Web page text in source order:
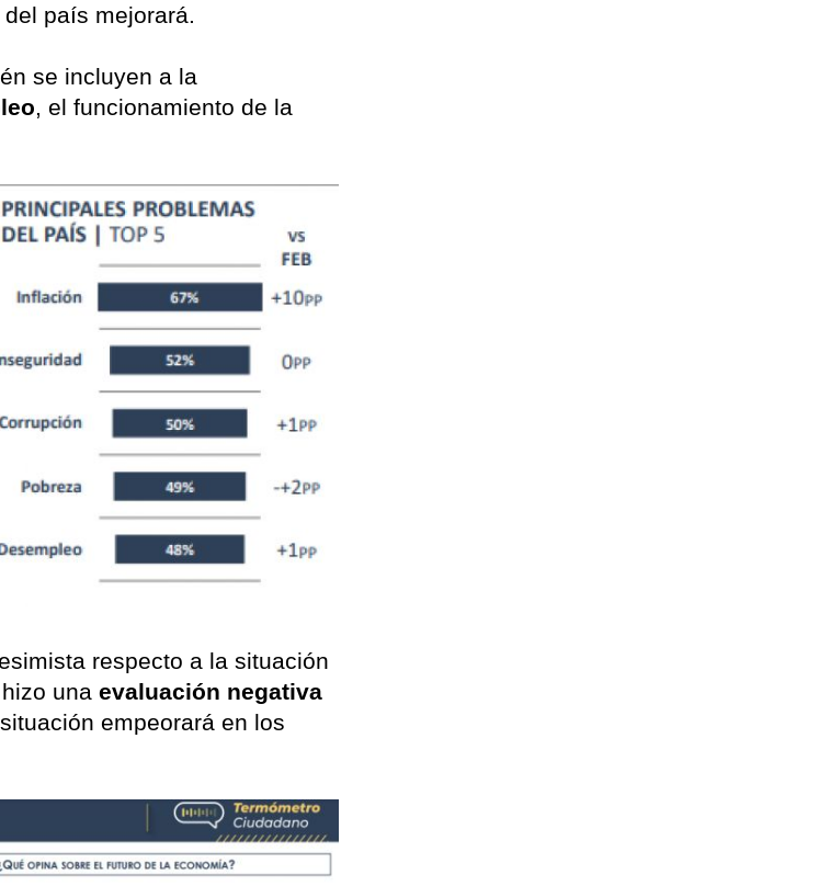
del país mejorará.
se incluyen a la
, el funcionamiento de la
respecto a la situación
una evaluación negativa
empeorará en los